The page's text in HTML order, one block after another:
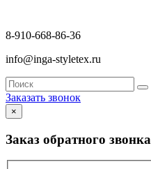
8-910-668-86-36
info@inga-styletex.ru
Заказать звонок
×
Заказ обратного звонка